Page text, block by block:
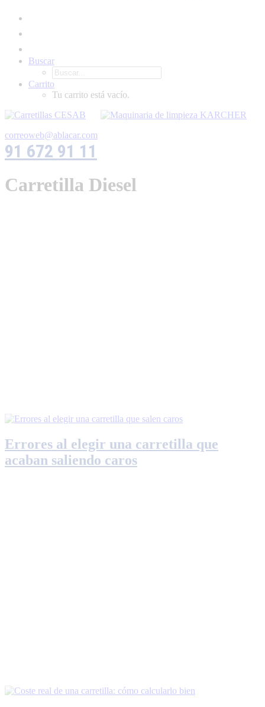
Buscar
Carrito
Tu carrito está vacío.
correoweb@ablacar.com
91 672 91 11
Carretilla Diesel
Errores al elegir una carretilla que
acaban saliendo caros